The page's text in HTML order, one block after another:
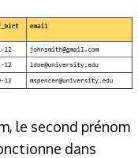
le second prénom
dans